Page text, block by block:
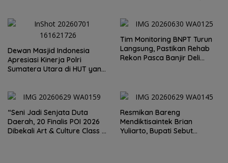
Sumut Irjen Whisnu
Dewan Masjid Indonesia
Apresiasi Kinerja Polri
Sumatera Utara di HUT yang
Tim Monitoring BNPT Turun
Langsung, Pastikan Rehab
Rekon Pasca Banjir Deli
“Seni Jadi Senjata Duta
Daerah, 20 Finalis POI 2026
Dibekali Art & Culture Class di
Resmikan Bareng
Mendiktisaintek Brian
Yuliarto, Bupati Sebut